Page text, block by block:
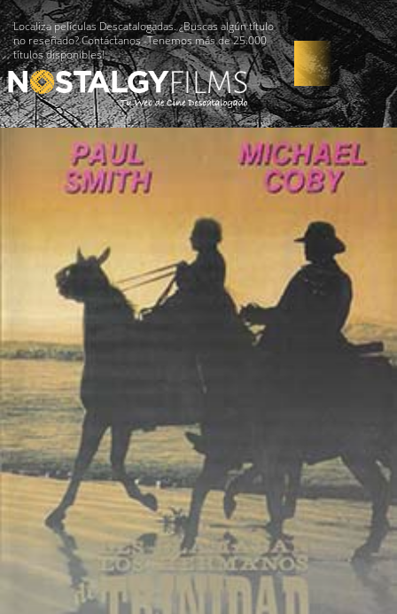
Localiza películas Descatalogadas. ¿Buscas algún título
no reseñado? Contáctanos -Tenemos más de 25.000
títulos disponibles!